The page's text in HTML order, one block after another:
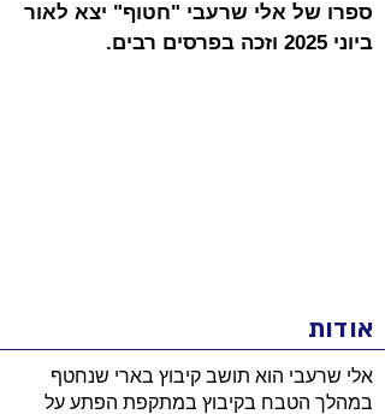
ספרו של אלי שרעבי "חטוף" יצא לאור
ביוני 2025 וזכה בפרסים רבים.
אודות
אלי שרעבי הוא תושב קיבוץ בארי שנחטף
במהלך הטבח בקיבוץ במתקפת הפתע על